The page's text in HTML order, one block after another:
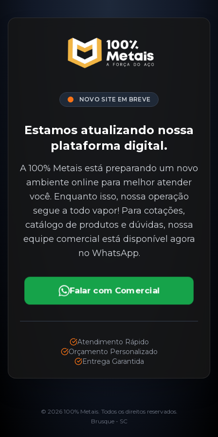
NOVO SITE EM BREVE
Estamos atualizando nossa
plataforma digital.
A 100% Metais está preparando um novo
ambiente online para melhor atender
você. Enquanto isso, nossa operação
segue a todo vapor! Para cotações,
catálogo de produtos e dúvidas, nossa
equipe comercial está disponível agora
no WhatsApp.
Falar com Comercial
Atendimento Rápido
Orçamento Personalizado
Entrega Garantida
© 2026100% Metais. Todos os direitos reservados.
Brusque - SC